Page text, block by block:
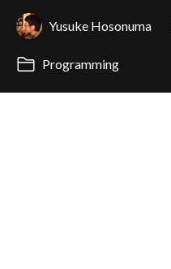
Yusuke Hosonuma
Programming